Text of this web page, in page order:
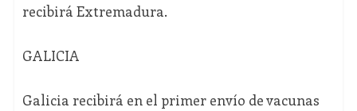
recibirá Extremadura.
GALICIA
Galicia recibirá en el primer envío de vacunas